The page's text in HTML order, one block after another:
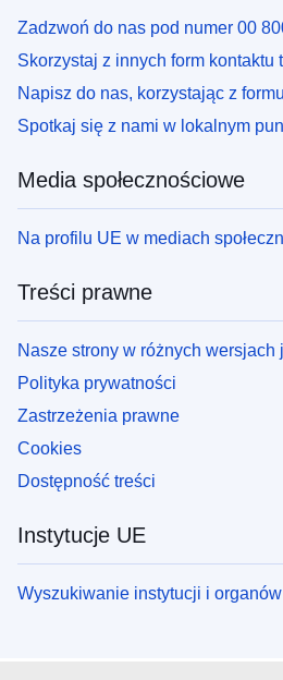
Zadzwoń do nas pod numer 00
Skorzystaj z innych form kontaktu
Napisz do nas, korzystając z
Spotkaj się z nami w lokalnym
Media społecznościowe
Na profilu UE w mediach
Treści prawne
Nasze strony w różnych wersjach
Polityka prywatności
Zastrzeżenia prawne
Cookies
Dostępność treści
Instytucje UE
Wyszukiwanie instytucji i